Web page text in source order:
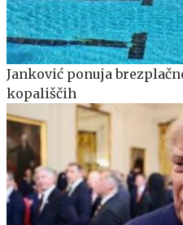
Janković ponuja
kopališčih